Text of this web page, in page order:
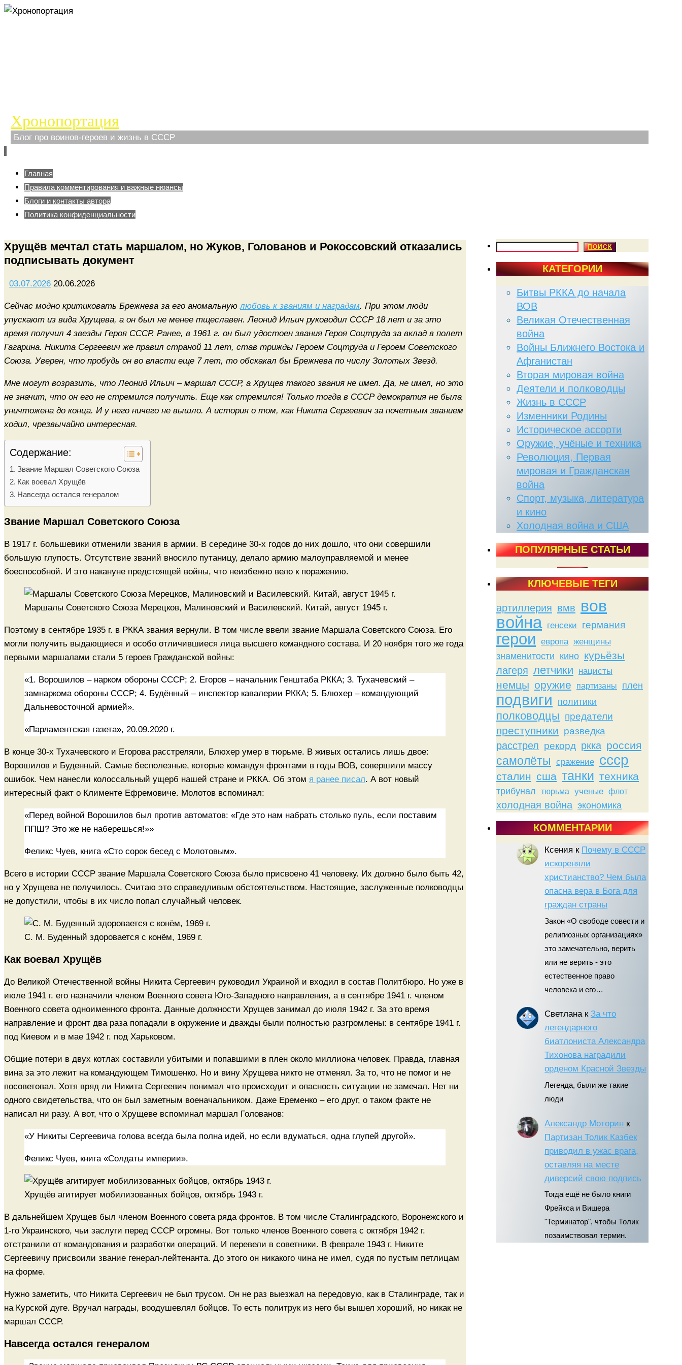
Хронопортация
Блог про воинов-героев и жизнь в СССР
Перейти
содержимому
Главная
Правила комментирования и важные нюансы
Блоги и контакты автора
Политика конфиденциальности
Хрущёв мечтал стать маршалом, но Жуков, Голованов и Рокоссовский отказались
подписывать документ
03.07.2026 20.06.2026
Сейчас модно критиковать Брежнева за его аномальную любовь к званиям и наградам. При этом люди
упускают из вида Хрущева, а он был не менее тщеславен. Леонид Ильич руководил СССР 18 лет и за это
время получил 4 звезды Героя СССР. Ранее, в 1961 г. он был удостоен звания Героя Соцтруда за вклад в полет
Гагарина. Никита Сергеевич же правил страной 11 лет, став трижды Героем Соцтруда и Героем Советского
Союза. Уверен, что пробудь он во власти еще 7 лет, то обскакал бы Брежнева по числу Золотых Звезд.
Мне могут возразить, что Леонид Ильич – маршал СССР, а Хрущев такого звания не имел. Да, не имел, но это
не значит, что он его не стремился получить. Еще как стремился! Только тогда в СССР демократия не была
уничтожена до конца. И у него ничего не вышло. А история о том, как Никита Сергеевич за почетным званием
ходил, чрезвычайно интересная.
Содержание:
Звание Маршал Советского Союза
Как воевал Хрущёв
Навсегда остался генералом
Звание Маршал Советского Союза
В 1917 г. большевики отменили звания в армии. В середине 30-х годов до них дошло, что они совершили
большую глупость. Отсутствие званий вносило путаницу, делало армию малоуправляемой и менее
боеспособной. И это накануне предстоящей войны, что неизбежно вело к поражению.
Маршалы Советского Союза Мерецков, Малиновский и Василевский. Китай, август 1945 г.
Поэтому в сентябре 1935 г. в РККА звания вернули. В том числе ввели звание Маршала Советского Союза. Его
могли получить выдающиеся и особо отличившиеся лица высшего командного состава. И 20 ноября того же года
первыми маршалами стали 5 героев Гражданской войны:
«1. Ворошилов – нарком обороны СССР; 2. Егоров – начальник Генштаба РККА; 3. Тухачевский –
замнаркома обороны СССР; 4. Будённый – инспектор кавалерии РККА; 5. Блюхер – командующий
Дальневосточной армией».
«Парламентская газета», 20.09.2020 г.
В конце 30-х Тухачевского и Егорова расстреляли, Блюхер умер в тюрьме. В живых остались лишь двое:
Ворошилов и Буденный. Самые бесполезные, которые командуя фронтами в годы ВОВ, совершили массу
ошибок. Чем нанесли колоссальный ущерб нашей стране и РККА. Об этом я ранее писал. А вот новый
интересный факт о Клименте Ефремовиче. Молотов вспоминал:
«Перед войной Ворошилов был против автоматов: «Где это нам набрать столько пуль, если поставим
ППШ? Это же не наберешься!»»
Феликс Чуев, книга «Сто сорок бесед с Молотовым».
Всего в истории СССР звание Маршала Советского Союза было присвоено 41 человеку. Их должно было быть 42,
но у Хрущева не получилось. Считаю это справедливым обстоятельством. Настоящие, заслуженные полководцы
не допустили, чтобы в их число попал случайный человек.
С. М. Буденный здоровается с конём, 1969 г.
Как воевал Хрущёв
До Великой Отечественной войны Никита Сергеевич руководил Украиной и входил в состав Политбюро. Но уже в
июле 1941 г. его назначили членом Военного совета Юго-Западного направления, а в сентябре 1941 г. членом
Военного совета одноименного фронта. Данные должности Хрущев занимал до июля 1942 г. За это время
направление и фронт два раза попадали в окружение и дважды были полностью разгромлены: в сентябре 1941 г.
под Киевом и в мае 1942 г. под Харьковом.
Общие потери в двух котлах составили убитыми и попавшими в плен около миллиона человек. Правда, главная
вина за это лежит на командующем Тимошенко. Но и вину Хрущева никто не отменял. За то, что не помог и не
посоветовал. Хотя вряд ли Никита Сергеевич понимал что происходит и опасность ситуации не замечал. Нет ни
одного свидетельства, что он был заметным военачальником. Даже Еременко – его друг, о таком факте не
написал ни разу. А вот, что о Хрущеве вспоминал маршал Голованов:
«У Никиты Сергеевича голова всегда была полна идей, но если вдуматься, одна глупей другой».
Феликс Чуев, книга «Солдаты империи».
Хрущёв агитирует мобилизованных бойцов, октябрь 1943 г.
В дальнейшем Хрущев был членом Военного совета ряда фронтов. В том числе Сталинградского, Воронежского и
1-го Украинского, чьи заслуги перед СССР огромны. Вот только членов Военного совета с октября 1942 г.
отстранили от командования и разработки операций. И перевели в советники. В феврале 1943 г. Никите
Сергеевичу присвоили звание генерал-лейтенанта. До этого он никакого чина не имел, судя по пустым петлицам
на форме.
Нужно заметить, что Никита Сергеевич не был трусом. Он не раз выезжал на передовую, как в Сталинграде, так и
на Курской дуге. Вручал награды, воодушевлял бойцов. То есть политрук из него бы вышел хороший, но никак не
маршал СССР.
Навсегда остался генералом
ПОИСК
КАТЕГОРИИ
Битвы РККА до начала
ВОВ
Великая Отечественная
война
Войны Ближнего Востока и
Афганистан
Вторая мировая война
Деятели и полководцы
Жизнь в СССР
Изменники Родины
Историческое ассорти
Оружие, учёные и техника
Революция, Первая
мировая и Гражданская
война
Спорт, музыка, литература
и кино
Холодная война и США
ПОПУЛЯРНЫЕ СТАТЬИ
КЛЮЧЕВЫЕ ТЕГИ
артиллерия вмв вов
война генсеки германия
герои европа женщины
знаменитости кино курьёзы
лагеря летчики нацисты
немцы оружие партизаны плен
подвиги политики
полководцы предатели
преступники разведка
расстрел рекорд ркка россия
самолёты сражение ссср
сталин сша танки техника
трибунал тюрьма ученые флот
холодная война экономика
КОММЕНТАРИИ
Ксения к Почему в СССР
искореняли
христианство? Чем была
опасна вера в Бога для
граждан страны
Закон «О свободе совести и
религиозных организациях»
это замечательно, верить
или не верить - это
естественное право
человека и его…
СветланакЗа что
легендарного
биатлониста Александра
Тихонова наградили
орденом Красной Звезды
Легенда, были же такие
люди
Александр Моторин к
Партизан Толик Казбек
приводил в ужас врага,
оставляя на месте
диверсий свою подпись
Тогда ещё не было книги
Фрейкса и Вишера
"Терминатор", чтобы Толик
позаимствовал термин.